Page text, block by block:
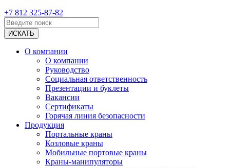
+7 812 325-87-82
О компании
О компании
Руководство
Социальная ответственность
Презентации и буклеты
Вакансии
Сертификаты
Горячая линия безопасности
Продукция
Портальные краны
Козловые краны
Мобильные портовые краны
Краны-манипуляторы